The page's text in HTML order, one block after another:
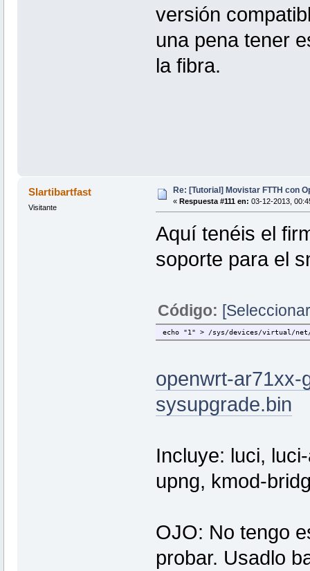
versión
una pena tener
la fibra.
Slartibartfast
Visitante
Re: [Tutorial] Movistar FTTH con
« Respuesta #111 en: 03-12-2013,
Aquí tenéis el
soporte para el
Código:
echo "1" > /sys/devices/virtual/
openwrt-ar71xx-
sysupgrade.bin
Incluye: luci,
upng, kmod-
OJO: No tengo
probar. Usadlo